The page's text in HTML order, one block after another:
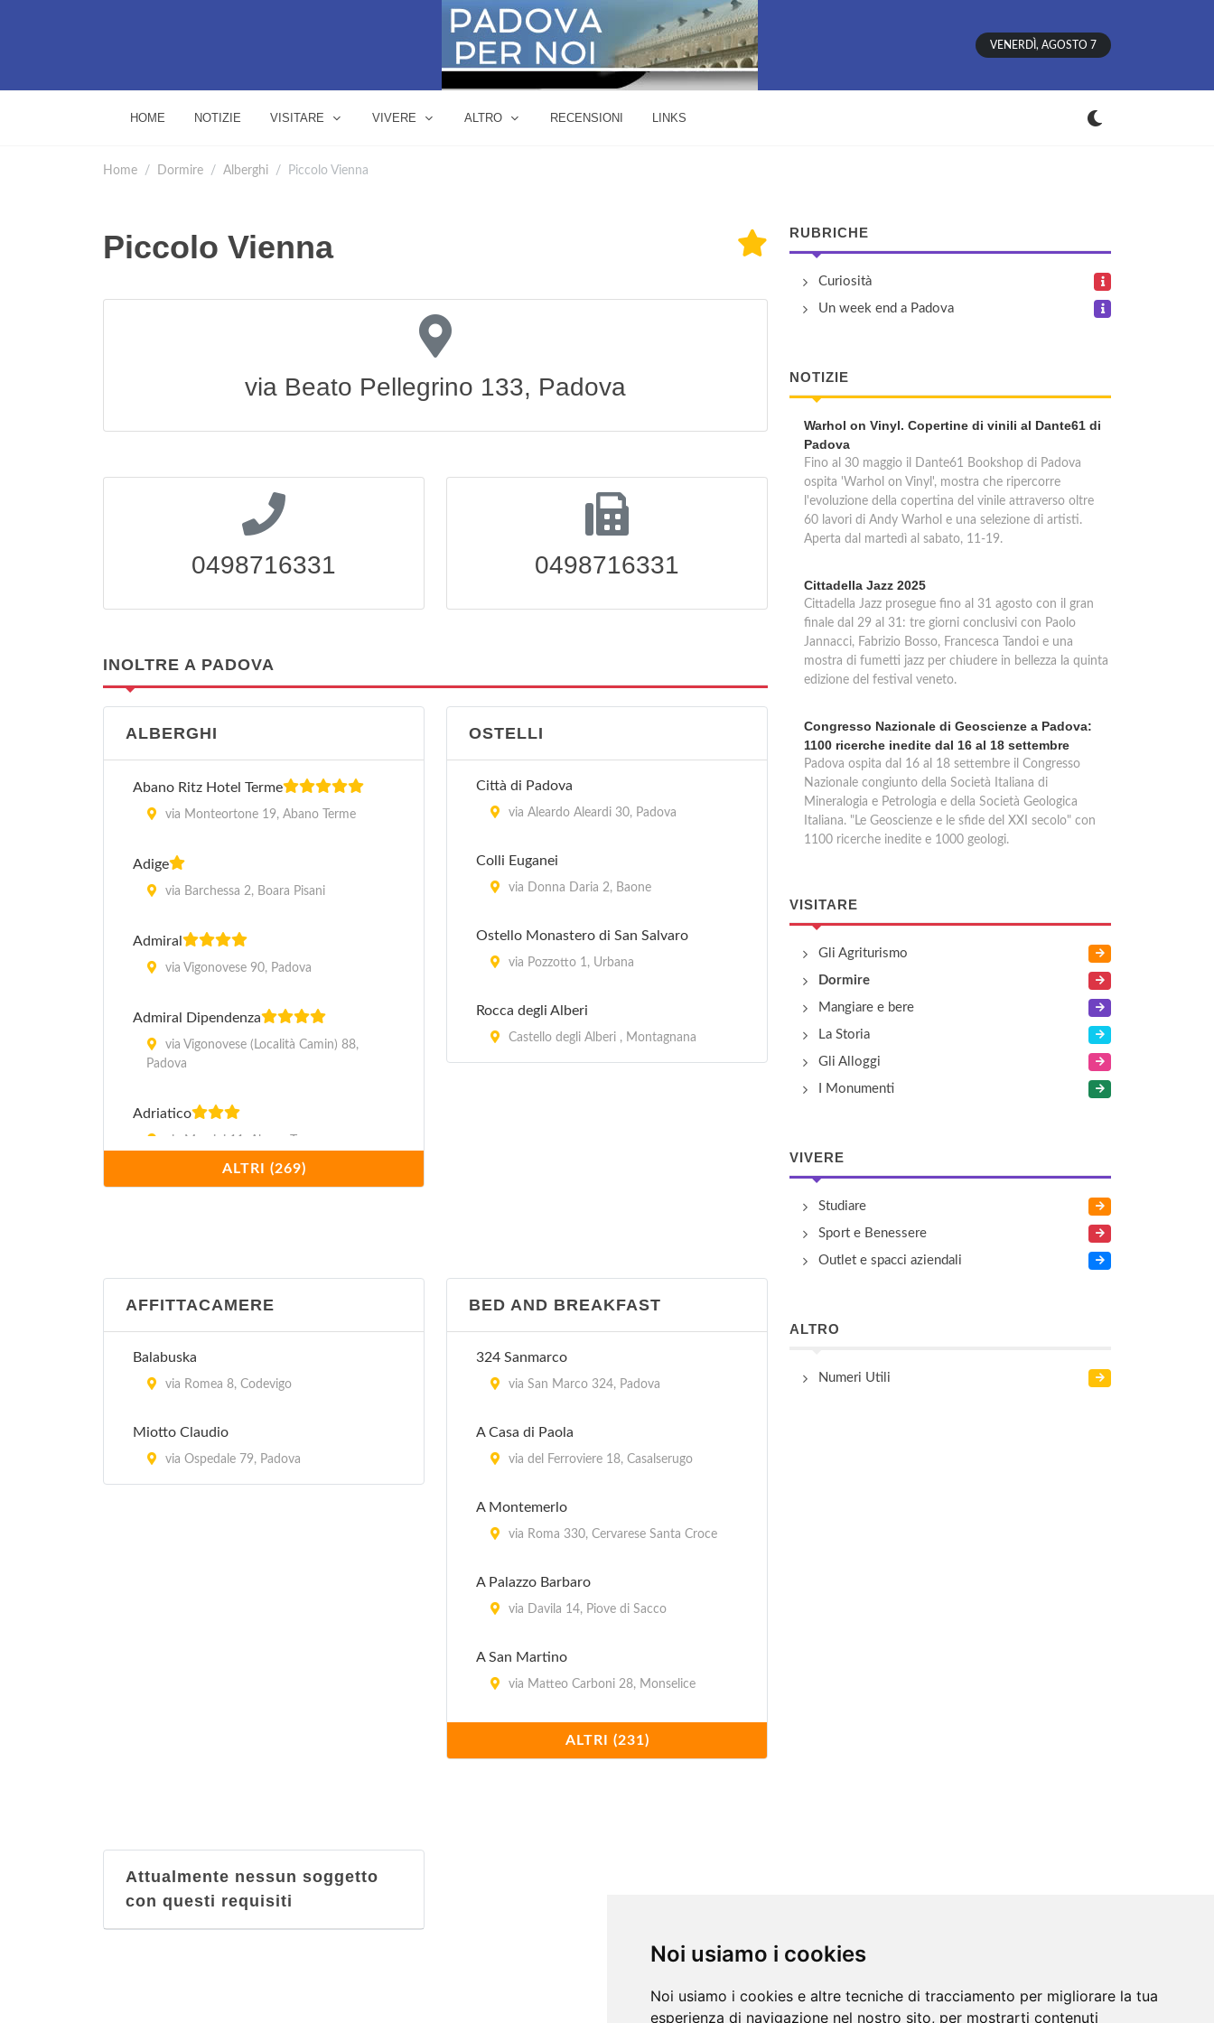
Noi usiamo i cookies
Noi usiamo i cookies e altre tecniche di tracciamento per migliorare la tua
esperienza di navigazione nel nostro sito, per mostrarti contenuti
VENERDÌ, AGOSTO 7
HOME NOTIZIE VISITARE VIVERE ALTRO RECENSIONI LINKS
Home Dormire Alberghi Piccolo Vienna
Piccolo Vienna
via Beato Pellegrino 133, Padova
0498716331 0498716331
INOLTRE A PADOVA
ALBERGHI
Abano Ritz Hotel Terme
via Monteortone 19, Abano Terme
Adige
via Barchessa 2, Boara Pisani
Admiral
via Vigonovese 90, Padova
Admiral Dipendenza
via Vigonovese (Località Camin) 88,
Padova
Adriatico
Ai Buoni Amici
ALTRI (269)
OSTELLI
Città di Padova
via Aleardo Aleardi 30, Padova
Colli Euganei
via Donna Daria 2, Baone
Ostello Monastero di San Salvaro
via Pozzotto 1, Urbana
Rocca degli Alberi
Castello degli Alberi , Montagnana
AFFITTACAMERE
Balabuska
via Romea 8, Codevigo
Miotto Claudio
via Ospedale 79, Padova
BED AND BREAKFAST
324 Sanmarco
via San Marco 324, Padova
A Casa di Paola
via del Ferroviere 18, Casalserugo
A Montemerlo
via Roma 330, Cervarese Santa Croce
A Palazzo Barbaro
via Davila 14, Piove di Sacco
A San Martino
via Matteo Carboni 28, Monselice
A Villa Petrarca
via Liviana 99, Torreglia
ALTRI (231)
Attualmente nessun soggetto
con questi requisiti
RUBRICHE
Curiosità
Un week end a Padova
NOTIZIE
Warhol on Vinyl. Copertine di vinili al Dante61 di
Padova
Fino al 30 maggio il Dante61 Bookshop di Padova
ospita 'Warhol on Vinyl', mostra che ripercorre
l'evoluzione della copertina del vinile attraverso oltre
60 lavori di Andy Warhol e una selezione di artisti.
Aperta dal martedì al sabato, 11-19.
Cittadella Jazz 2025
Cittadella Jazz prosegue fino al 31 agosto con il gran
finale dal 29 al 31: tre giorni conclusivi con Paolo
Jannacci, Fabrizio Bosso, Francesca Tandoi e una
mostra di fumetti jazz per chiudere in bellezza la quinta
edizione del festival veneto.
Congresso Nazionale di Geoscienze a Padova:
1100 ricerche inedite dal 16 al 18 settembre
Padova ospita dal 16 al 18 settembre il Congresso
Nazionale congiunto della Società Italiana di
Mineralogia e Petrologia e della Società Geologica
Italiana. "Le Geoscienze e le sfide del XXI secolo" con
1100 ricerche inedite e 1000 geologi.
VISITARE
Gli Agriturismo
Dormire
Mangiare e bere
La Storia
Gli Alloggi
I Monumenti
VIVERE
Studiare
Sport e Benessere
Outlet e spacci aziendali
ALTRO
Numeri Utili